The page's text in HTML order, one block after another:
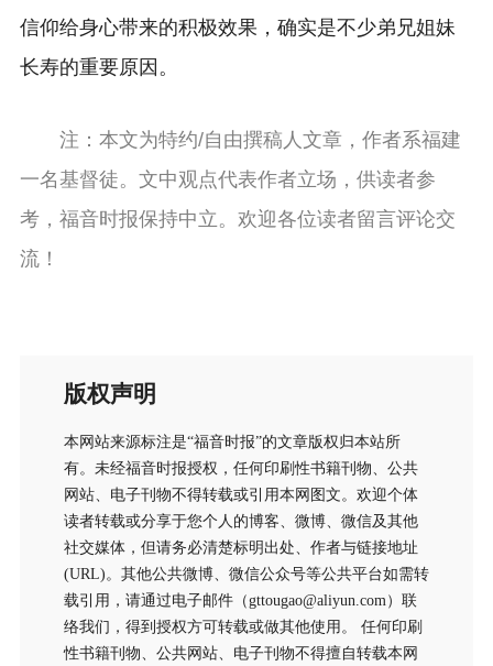
信仰给身心带来的积极效果，确实是不少弟兄姐妹
长寿的重要原因。
注：本文为特约/自由撰稿人文章，作者系福建
一名基督徒。文中观点代表作者立场，供读者参
考，福音时报保持中立。欢迎各位读者留言评论交
流！
版权声明
本网站来源标注是“福音时报”的文章版权归本站所
有。未经福音时报授权，任何印刷性书籍刊物、公共
网站、电子刊物不得转载或引用本网图文。欢迎个体
读者转载或分享于您个人的博客、微博、微信及其他
社交媒体，但请务必清楚标明出处、作者与链接地址
(URL)。其他公共微博、微信公众号等公共平台如需转
载引用，请通过电子邮件（gttougao@aliyun.com）联
络我们，得到授权方可转载或做其他使用。 任何印刷
性书籍刊物、公共网站、电子刊物不得擅自转载本网